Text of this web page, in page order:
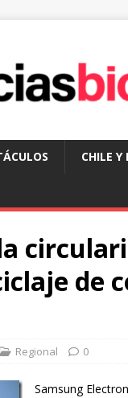
CHILE Y
de
Regional 0
Samsung